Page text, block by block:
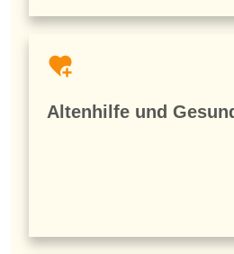
Altenhilfe und